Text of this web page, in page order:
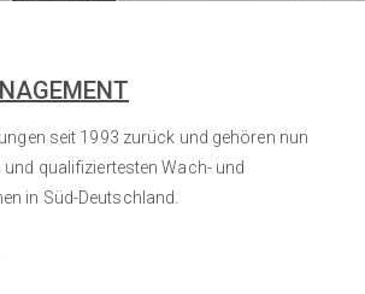
seit 1993 zurück und gehören nun
und qualifiziertesten Wach- und
in Süd-Deutschland.